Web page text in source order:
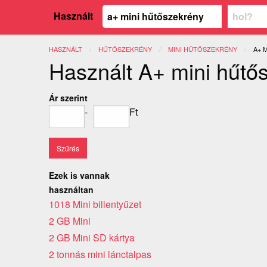
Használt
HASZNÁLT HŰTŐSZEKRÉNY MINI HŰTŐSZEKRÉNY A+
Használt A+ mini
Ár szerint
- Ft
Ezek is vannak
használtan
1018 Mini billentyűzet
2 GB Mini
2 GB Mini SD kártya
2 tonnás mini lánctalpas